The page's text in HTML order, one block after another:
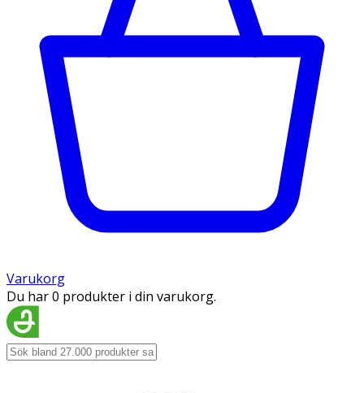
Varukorg
Du har 0 produkter i din varukorg.